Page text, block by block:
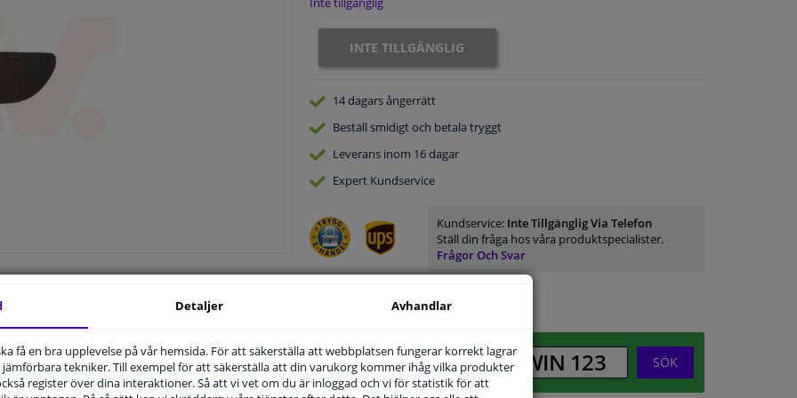
INTE TILLGÄNGLIG
14 dagarsångerrätt
Beställ smidigt och betala tryggt
Leverans inom 16 dagar
Expert Kundservice
Kundservice: Inte Tillgänglig Via Telefon
Ställ din fråga hos våra produktspecialister.
Frågor Och Svar
SÖK
Detaljer Avhandlar
få en bra upplevelse på vår hemsida. För att säkerställa att webbplatsen fungerar korrekt lagrar
tekniker. Till exempel för att säkerställa att din varukorg kommer ihåg vilka produkter
register över dina interaktioner. Så att vi vet om du är inloggad och vi för statistik för att